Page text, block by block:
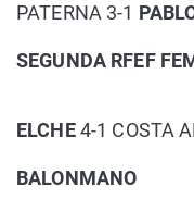
PATERNA 3-1
SEGUNDA RFEF
ELCHE4-1 COSTA
BALONMANO